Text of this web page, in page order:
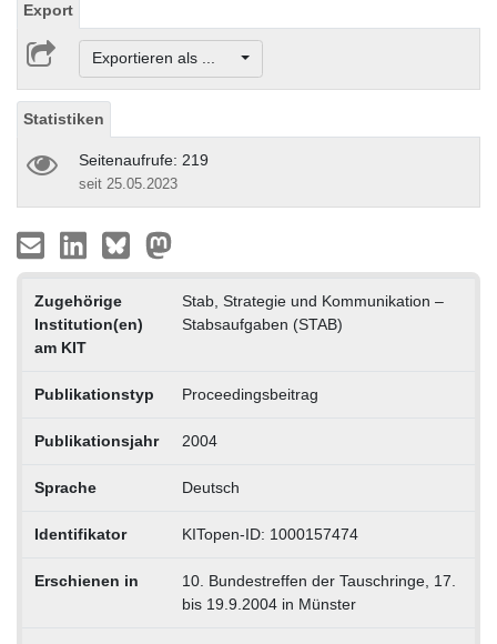
Export
Exportieren als ...
Statistiken
Seitenaufrufe: 219
seit 25.05.2023
Zugehörige
Institution(en)
am KIT
Stab, Strategie und Kommunikation –
Stabsaufgaben (STAB)
Publikationstyp Proceedingsbeitrag
Publikationsjahr 2004
Sprache Deutsch
Identifikator KITopen-ID: 1000157474
Erschienen in
10. Bundestreffen der Tauschringe, 17.
bis 19.9.2004 in Münster